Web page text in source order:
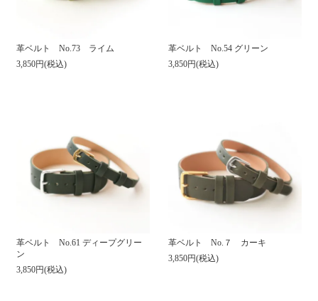
革ベルト No.73 ライム
3,850円(税込)
革ベルト No.54 グリーン
3,850円(税込)
革ベルト No.61 ディープグリー
ン
3,850円(税込)
革ベルト No.７ カーキ
3,850円(税込)